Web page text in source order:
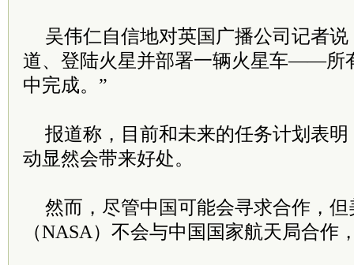
吴伟仁自信地对英国广播公司记者
道、登陆火星并部署一辆火星车——所
中完成。”
报道称，目前和未来的任务计划表
动显然会带来好处。
然而，尽管中国可能会寻求合作，
（NASA）不会与中国国家航天局合作